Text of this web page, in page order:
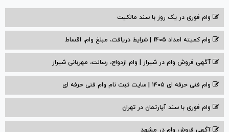
وام فوری در یک روز با سند مالکیت
وام کمیته امداد 1405 | شرایط دریافت، مبلغ وام، اقساط
آگهی فروش وام در شیراز | وام ازدواج، رسالت، مهربانی شیراز
وام فنی حرفه ای ۱۴۰۵ | سایت ثبت نام وام فنی حرفه ای
وام فوری با سند آپارتمان در تهران
آگهی فروش وام در مشهد